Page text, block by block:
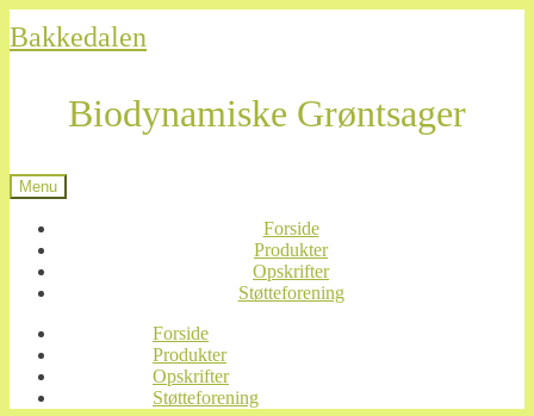
til
til
Bakkedalen
Biodynamiske Grøntsager
Menu
Forside
Produkter
Opskrifter
Støtteforening
Forside
Produkter
Opskrifter
Støtteforening